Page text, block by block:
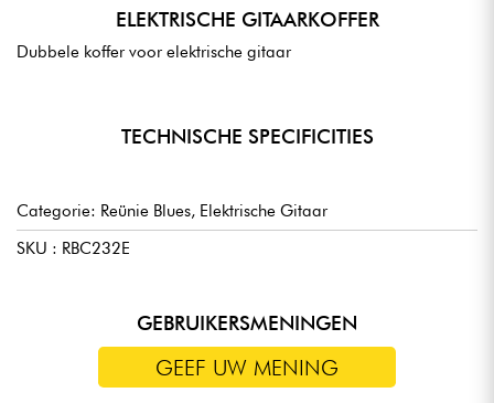
ELEKTRISCHE GITAARKOFFER
Dubbele koffer voor elektrische gitaar
TECHNISCHE SPECIFICITIES
Categorie: Reünie Blues, Elektrische Gitaar
SKU : RBC232E
GEBRUIKERSMENINGEN
GEEF UW MENING